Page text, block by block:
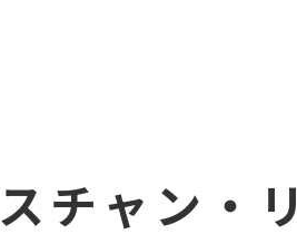
チャン・